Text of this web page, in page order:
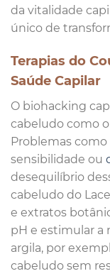
da vitalidade
único de
Terapias do
Saúde Capilar
O biohacking
cabeludo como o
Problemas como
sensibilidade ou
desequilíbrio
cabeludo do
e extratos
pH e estimular a
argila, por
cabeludo sem